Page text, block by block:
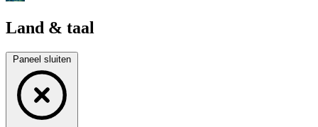
Land & taal
Paneel sluiten